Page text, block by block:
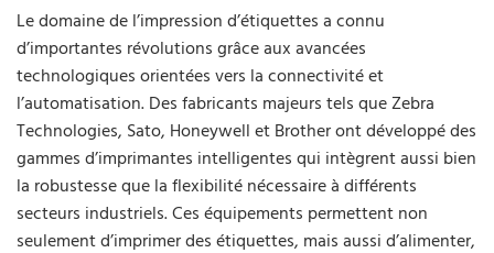
Le domaine de l’impression d’étiquettes a connu
d’importantes révolutions grâce aux avancées
technologiques orientées vers la connectivité et
l’automatisation. Des fabricants majeurs tels que Zebra
Technologies, Sato, Honeywell et Brother ont développé des
gammes d’imprimantes intelligentes qui intègrent aussi bien
la robustesse que la flexibilité nécessaire à différents
secteurs industriels. Ces équipements permettent non
seulement d’imprimer des étiquettes, mais aussi d’alimenter,